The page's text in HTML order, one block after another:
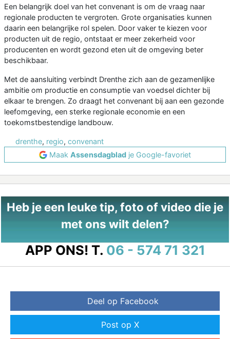
Een belangrijk doel van het convenant is om de vraag naar
regionale producten te vergroten. Grote organisaties kunnen
daarin een belangrijke rol spelen. Door vaker te kiezen voor
producten uit de regio, ontstaat er meer zekerheid voor
producenten en wordt gezond eten uit de omgeving beter
beschikbaar.
Met de aansluiting verbindt Drenthe zich aan de gezamenlijke
ambitie om productie en consumptie van voedsel dichter bij
elkaar te brengen. Zo draagt het convenant bij aan een gezonde
leefomgeving, een sterke regionale economie en een
toekomstbestendige landbouw.
drenthe, regio, convenant
Maak Assensdagblad je Google-favoriet
Heb je een leuke tip, foto of video die je
met ons wilt delen?
APP ONS! T. 06 - 574 71 321
Deel op Facebook
Post op X